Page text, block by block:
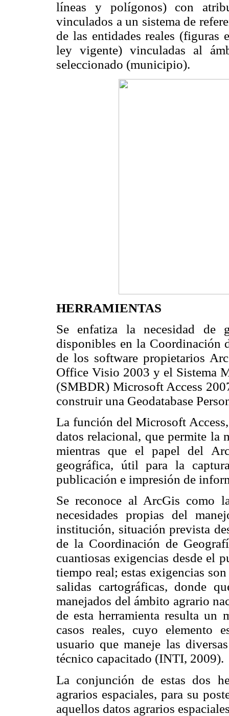
líneas y polígonos) con
vinculados a un sistema de
de las entidades reales
ley vigente) vinculadas al
seleccionado (municipio).
HERRAMIENTAS
Se enfatiza la necesidad de
disponibles en la Coordinación
de los software propietarios
Office Visio 2003 y el Sistema
(SMBDR) Microsoft Access
construir una Geodatabase
La función del Microsoft
datos relacional, que permite la
mientras que el papel del
geográfica, útil para la
publicación e impresión de
Se reconoce al ArcGis como
necesidades propias del
institución, situación prevista
de la Coordinación de
cuantiosas exigencias desde el
tiempo real; estas exigencias
salidas cartográficas, donde
manejados del ámbito agrario
de esta herramienta resulta un
casos reales, cuyo elemento
usuario que maneje las
técnico capacitado (INTI, 2009).
La conjunción de estas dos
agrarios espaciales, para su
aquellos datos agrarios